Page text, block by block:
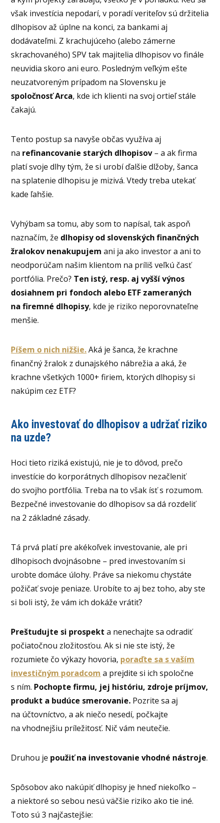
však investícia nepodarí, v poradí veriteľov sú držitelia
dlhopisov až úplne na konci, za bankami aj
dodávateľmi. Z krachujúceho (alebo zámerne
skrachovaného) SPV tak majitelia dlhopisov vo finále
neuvidia skoro ani euro. Posledným veľkým ešte
neuzatvoreným prípadom na Slovensku je
spoločnosť Arca, kde ich klienti na svoj ortieľ stále
čakajú.
Tento postup sa navyše občas využíva aj
na refinancovanie starých dlhopisov – a ak firma
platí svoje dlhy tým, že si urobí ďalšie dlžoby, šanca
na splatenie dlhopisu je mizivá. Vtedy treba utekať
kade ľahšie.
Vyhýbam sa tomu, aby som to napísal, tak aspoň
naznačím, že dlhopisy od slovenských finančných
žralokov nenakupujem ani ja ako investor a ani to
neodporúčam našim klientom na príliš veľkú časť
portfólia. Prečo? Ten istý, resp. aj vyšší výnos
dosiahnem pri fondoch alebo ETF zameraných
na firemné dlhopisy, kde je riziko neporovnateľne
menšie.
Píšem o nich nižšie.Aká je šanca, že krachne
finančný žralok z dunajského nábrežia a aká, že
krachne všetkých 1000+ firiem, ktorých dlhopisy si
nakúpim cez ETF?
Ako investovať do dlhopisov a udržať riziko
na uzde?
Hoci tieto riziká existujú, nie je to dôvod, prečo
investície do korporátnych dlhopisov nezačleniť
do svojho portfólia. Treba na to však ísť s rozumom.
Bezpečné investovanie do dlhopisov sa dá rozdeliť
na 2 základné zásady.
Tá prvá platí pre akékoľvek investovanie, ale pri
dlhopisoch dvojnásobne – pred investovaním si
urobte domáce úlohy. Práve sa niekomu chystáte
požičať svoje peniaze. Urobíte to aj bez toho, aby ste
si boli istý, že vám ich dokáže vrátiť?
Preštudujte si prospekt a nenechajte sa odradiť
počiatočnou zložitosťou. Ak si nie ste istý, že
rozumiete čo výkazy hovoria, poraďte sa s vaším
investičným poradcom a prejdite si ich spoločne
s ním. Pochopte firmu, jej históriu, zdroje príjmov,
produkt a budúce smerovanie. Pozrite sa aj
na účtovníctvo, a ak niečo nesedí, počkajte
na vhodnejšiu príležitosť. Nič vám neutečie.
Druhou je použiť na investovanie vhodné nástroje.
Spôsobov ako nakúpiť dlhopisy je hneď niekoľko –
a niektoré so sebou nesú väčšie riziko ako tie iné.
Toto sú 3 najčastejšie: